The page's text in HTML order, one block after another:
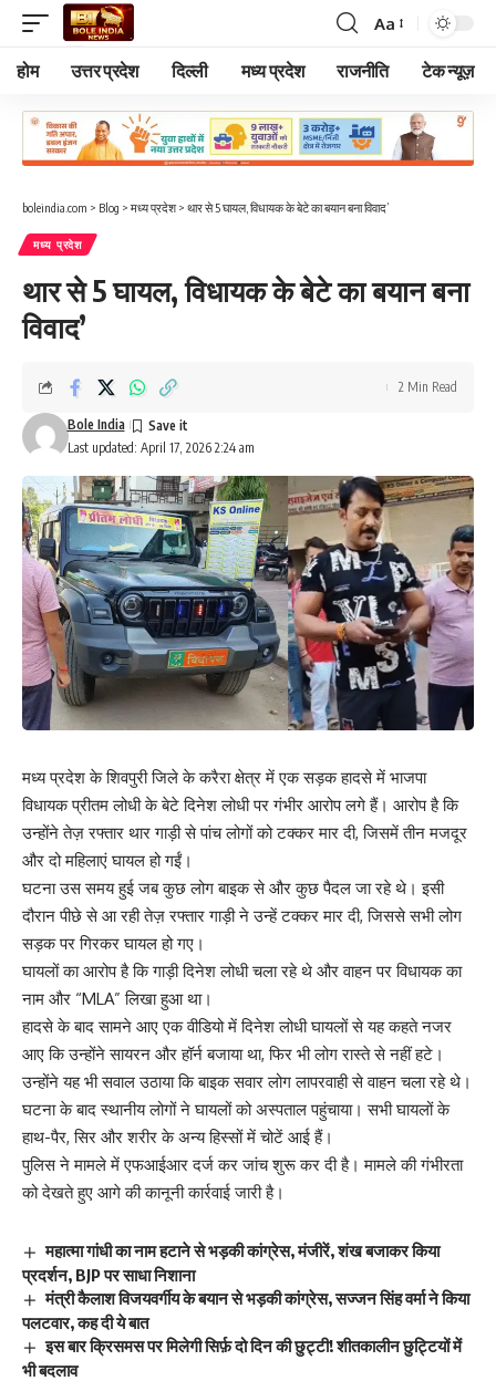
Font
Resizer
Aa
होम उत्तर प्रदेश दिल्ली मध्य प्रदेश राजनीति टेक न्यूज़
boleindia.com > Blog > मध्य प्रदेश> थार से 5 घायल, विधायक के बेटे का बयान बना विवाद’
मध्य प्रदेश
थार से 5 घायल, विधायक के बेटे का बयान बना
विवाद’
Last updated: April 17, 2026 2:24 am
Bole India
2 Min Read
मध्य प्रदेश के शिवपुरी जिले के करैरा क्षेत्र में एक सड़क हादसे में भाजपा
विधायक प्रीतम लोधी के बेटे दिनेश लोधी पर गंभीर आरोप लगे हैं। आरोप है कि
उन्होंने तेज़ रफ्तार थार गाड़ी से पांच लोगों को टक्कर मार दी, जिसमें तीन मजदूर
और दो महिलाएं घायल हो गईं।
घटना उस समय हुई जब कुछ लोग बाइक से और कुछ पैदल जा रहे थे। इसी
दौरान पीछे से आ रही तेज़ रफ्तार गाड़ी ने उन्हें टक्कर मार दी, जिससे सभी लोग
सड़क पर गिरकर घायल हो गए।
घायलों का आरोप है कि गाड़ी दिनेश लोधी चला रहे थे और वाहन पर विधायक का
नाम और “MLA” लिखा हुआ था।
हादसे के बाद सामने आए एक वीडियो में दिनेश लोधी घायलों से यह कहते नजर
आए कि उन्होंने सायरन और हॉर्न बजाया था, फिर भी लोग रास्ते से नहीं हटे।
उन्होंने यह भी सवाल उठाया कि बाइक सवार लोग लापरवाही से वाहन चला रहे थे।
घटना के बाद स्थानीय लोगों ने घायलों को अस्पताल पहुंचाया। सभी घायलों के
हाथ-पैर, सिर और शरीर के अन्य हिस्सों में चोटें आई हैं।
पुलिस ने मामले में एफआईआर दर्ज कर जांच शुरू कर दी है। मामले की गंभीरता
को देखते हुए आगे की कानूनी कार्रवाई जारी है।
महात्मा गांधी का नाम हटाने से भड़की कांग्रेस, मंजीरें, शंख बजाकर किया
प्रदर्शन, BJP पर साधा निशाना
मंत्री कैलाश विजयवर्गीय के बयान से भड़की कांग्रेस, सज्जन सिंह वर्मा ने किया
पलटवार, कह दी ये बात
इस बार क्रिसमस पर मिलेगी सिर्फ़ दो दिन की छुट्टी! शीतकालीन छुट्टियों में
भी बदलाव